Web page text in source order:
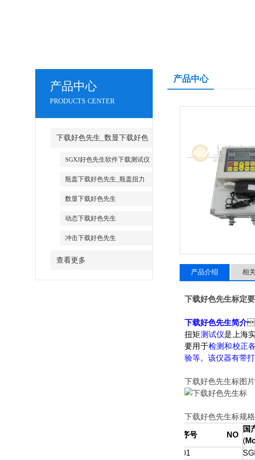
产品中心
PRODUCTS CENTER
下载好色先生_数显下载好色
SGXJ好色先生软件下载测试仪
_SGXJ好色先生软件下载校准仪
瓶盖下载好色先生_瓶盖扭力
测试仪
数显下载好色先生
动态下载好色先生
冲击下载好色先生
查看更多
产品中心
产品介绍 相
下载好色先生标定
下载好色先生简介
扭矩测试仪是上海
要用于检测和校正各
验等。该仪器有带打
下载好色先生标图片
下载好色先生标规格型
序号 NO
国
(
01